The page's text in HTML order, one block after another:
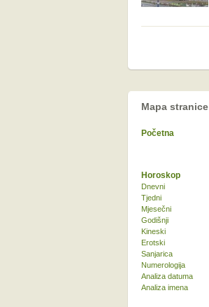
Mapa stranice
Početna
Horoskop
Dnevni
Tjedni
Mjesečni
Godišnji
Kineski
Erotski
Sanjarica
Numerologija
Analiza datuma
Analiza imena